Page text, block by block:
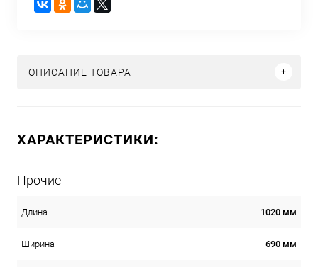
ОПИСАНИЕ ТОВАРА
ХАРАКТЕРИСТИКИ:
Прочие
Длина 1020 мм
Ширина 690 мм